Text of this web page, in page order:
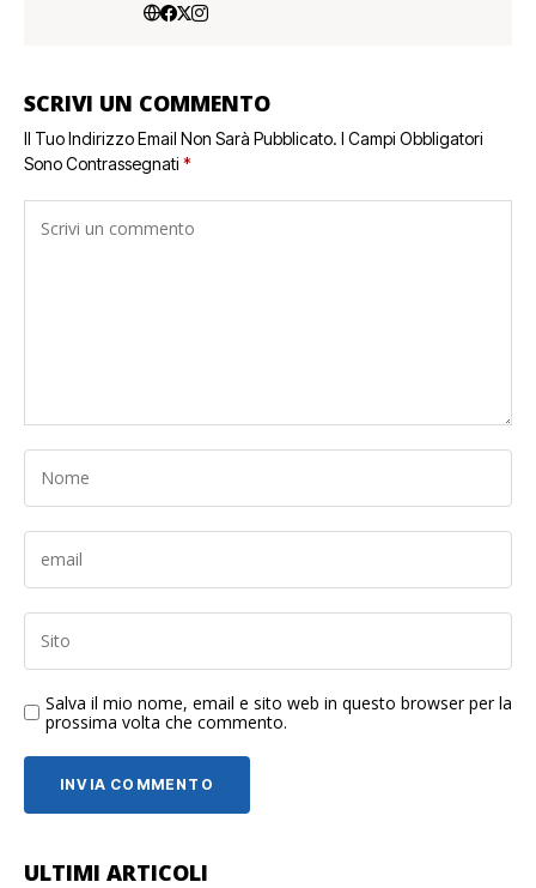
SCRIVI UN COMMENTO
Il Tuo Indirizzo Email Non Sarà Pubblicato. I Campi Obbligatori
Sono Contrassegnati *
Salva il mio nome, email e sito web in questo browser per la
prossima volta che commento.
ULTIMI ARTICOLI